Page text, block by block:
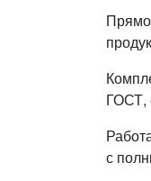
ГОСТ,
с